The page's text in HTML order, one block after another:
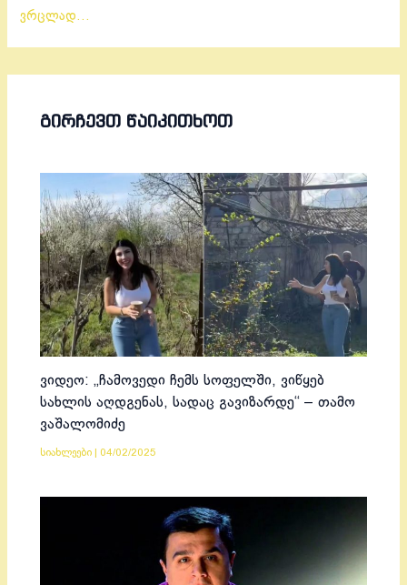
ვრცლად…
ᲒᲘᲠᲩᲔᲕᲗ ᲬᲐᲘᲙᲘᲗᲮᲝᲗ
ვიდეო: „ჩამოვედი ჩემს სოფელში, ვიწყებ
სახლის აღდგენას, სადაც გავიზარდე“ – თამო
ვაშალომიძე
სიახლეები 04/02/2025